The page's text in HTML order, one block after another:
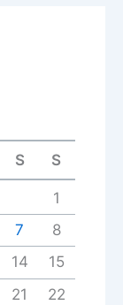
S S
1
7
8
14
15
21
22